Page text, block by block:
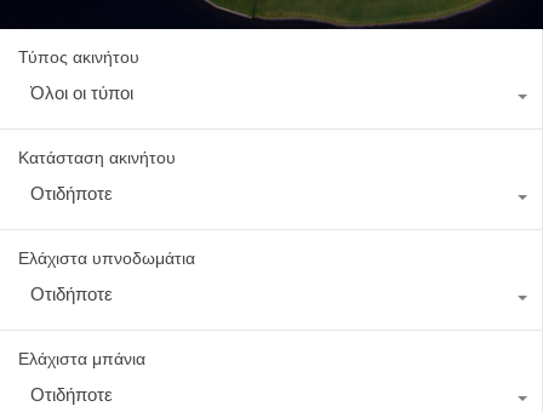
Τύπος ακινήτου
Όλοι οι τύποι
Κατάσταση ακινήτου
Οτιδήποτε
Ελάχιστα υπνοδωμάτια
Οτιδήποτε
Ελάχιστα μπάνια
Οτιδήποτε